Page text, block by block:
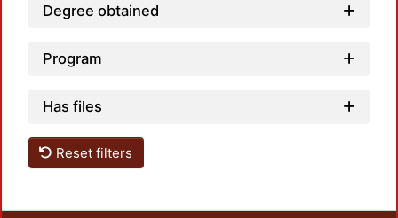
Degree obtained
Program
Has files
Reset filters